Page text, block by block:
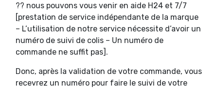
?? nous pouvons vous venir en aide H24 et 7/7
[prestation de service indépendante de la marque
– L’utilisation de notre service nécessite d’avoir un
numéro de suivi de colis – Un numéro de
commande ne suffit pas].
Donc, après la validation de votre commande, vous
recevrez un numéro pour faire le suivi de votre